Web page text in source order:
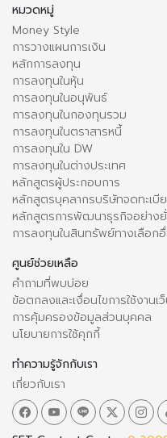
หมวดหมู่
Money Style
การวางแผนการเงิน
หลักการลงทุน
การลงทุนในหุ้น
การลงทุนในอนุพันธ์
การลงทุนในกองทุนรวม
การลงทุนในตราสารหนี้
การลงทุนใน DW
การลงทุนในต่างประเทศ
หลักสูตรผู้ประกอบการ
หลักสูตรบุคลากรบริษัทจดทะเบี
หลักสูตรการพัฒนาธุรกิจอย่าง
การลงทุนในสินทรัพย์ทางเลือก
ศูนย์ช่วยเหลือ
คำถามที่พบบ่อย
ข้อตกลงและเงื่อนไขการใช้งานเ
การคุ้มครองข้อมูลส่วนบุคคล
นโยบายการใช้คุกกี้
ทำความรู้จักกับเรา
เกี่ยวกับเรา